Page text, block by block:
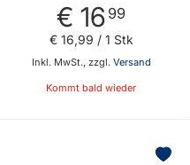
€ 16 99
Inkl. MwSt., zzgl. Versand
€ 16,99 / 1 Stk
Kommt bald wieder